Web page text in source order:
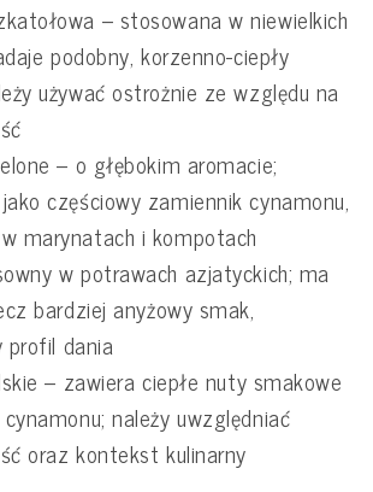
– stosowana w niewielkich
podobny, korzenno-ciepły
używać ostrożnie ze względu na
– o głębokim aromacie;
częściowy zamiennik cynamonu,
marynatach i kompotach
w potrawach azjatyckich; ma
bardziej anyżowy smak,
profil dania
– zawiera ciepłe nuty smakowe
należy uwzględniać
oraz kontekst kulinarny